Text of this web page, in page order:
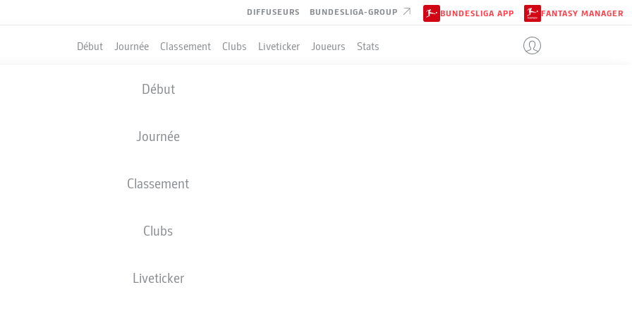
DIFFUSEURS BUNDESLIGA-GROUP BUNDESLIGA APP FANTASY MANAGER
Début Journée Classement Clubs Liveticker Joueurs Stats
Début
Journée
Classement
Clubs
Liveticker